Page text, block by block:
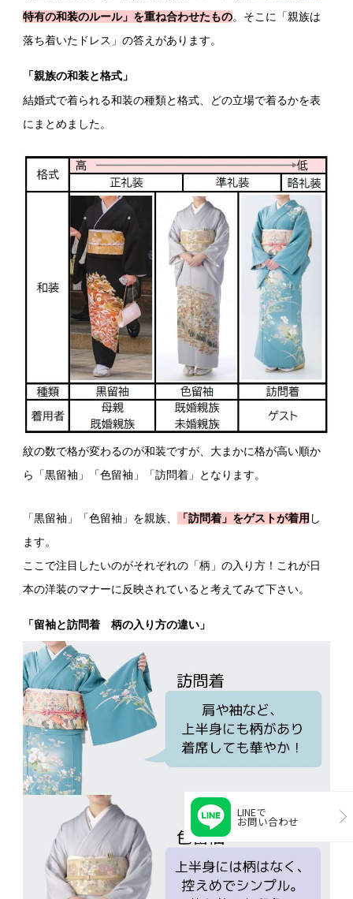
特有の和装のルール」を重ね合わせたもの。そこに「親族は
落ち着いたドレス」の答えがあります。
「親族の和装と格式」
結婚式で着られる和装の種類と格式、どの立場で着るかを表
にまとめました。
紋の数で格が変わるのが和装ですが、大まかに格が高い順か
ら「黒留袖」「色留袖」「訪問着」となります。
「黒留袖」「色留袖」を親族、 「訪問着」をゲストが着用 し
ます。
ここで注目したいのがそれぞれの「柄」の入り方！これが日
本の洋装のマナーに反映されていると考えてみて下さい。
「留袖と訪問着 柄の入り方の違い」
LINEで
お問い合わせ